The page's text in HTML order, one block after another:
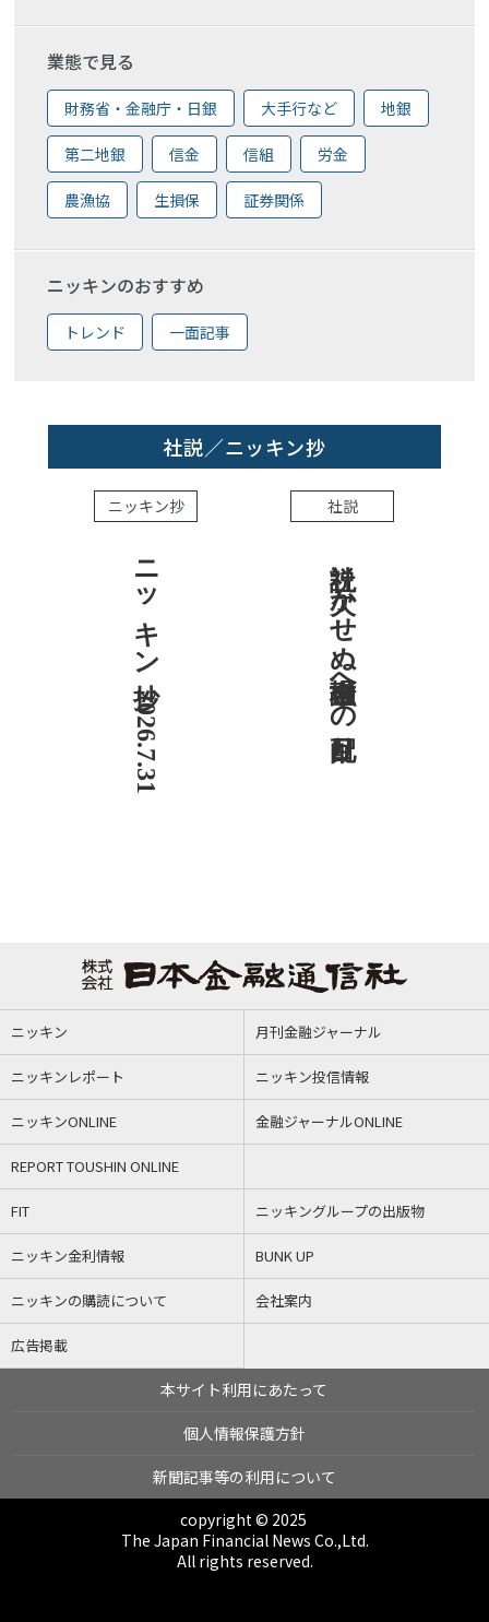
業態で見る
財務省・金融庁・日銀 大手行など 地銀
第二地銀 信金 信組 労金
農漁協 生損保 証券関係
ニッキンのおすすめ
トレンド 一面記事
社説／ニッキン抄
ニッキン抄
ニッキン抄 2026.7.31
社説
社説 欠かせぬ金融市場への目配り
ニッキン 月刊金融ジャーナル
ニッキンレポート ニッキン投信情報
ニッキンONLINE 金融ジャーナルONLINE
REPORT TOUSHIN ONLINE
FIT ニッキングループの出版物
ニッキン金利情報 BUNK UP
ニッキンの購読について 会社案内
広告掲載
本サイト利用にあたって
個人情報保護方針
新聞記事等の利用について
copyright © 2025
The Japan Financial News Co.,Ltd.
All rights reserved.